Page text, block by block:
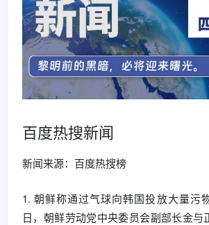
百度热搜新闻
新闻来源：百度热搜榜
1. 朝鲜称通过气球向韩国投放大量污
日，朝鲜劳动党中央委员会副部长金与